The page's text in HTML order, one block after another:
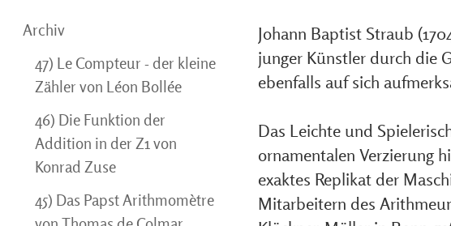
Archiv
47) Le Compteur - der kleine
Zähler von Léon Bollée
46) Die Funktion der
Addition in der Z1 von
Konrad Zuse
45) Das Papst Arithmomètre
Johann Baptist Straub
junger Künstler durch die
ebenfalls auf sich
Das Leichte und
ornamentalen Verzierung
exaktes Replikat der
Mitarbeitern des